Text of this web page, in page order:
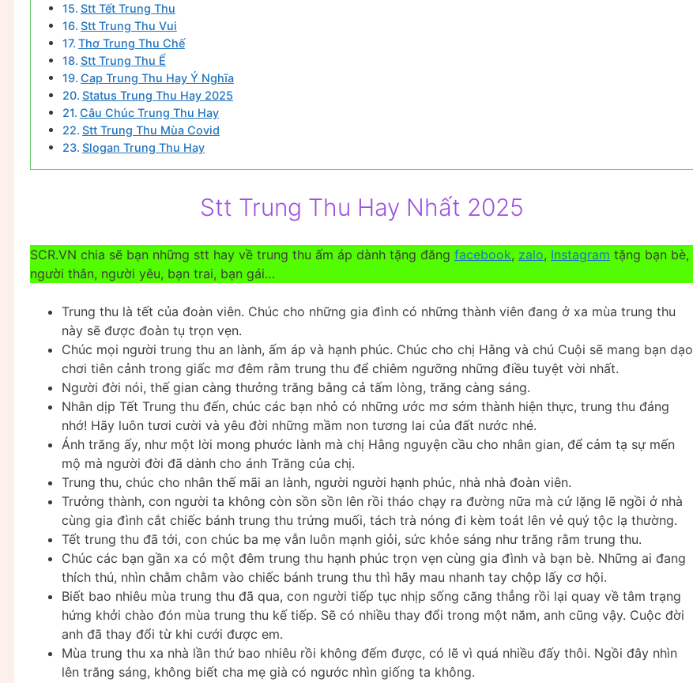
Stt Tết Trung Thu
Stt Trung Thu Vui
Thơ Trung Thu Chế
Stt Trung Thu Ế
Cap Trung Thu Hay Ý Nghĩa
Status Trung Thu Hay 2025
Câu Chúc Trung Thu Hay
Stt Trung Thu Mùa Covid
Slogan Trung Thu Hay
Stt Trung Thu Hay Nhất 2025
SCR.VN chia sẽ bạn những stt hay về trung thu ấm áp dành tặng đăng facebook, zalo, Instagram tặng bạn bè,
người thân, người yêu, bạn trai, bạn gái…
Trung thu là tết của đoàn viên. Chúc cho những gia đình có những thành viên đang ở xa mùa trung thu
này sẽ được đoàn tụ trọn vẹn.
Chúc mọi người trung thu an lành, ấm áp và hạnh phúc. Chúc cho chị Hằng và chú Cuội sẽ mang bạn dạo
chơi tiên cảnh trong giấc mơ đêm rằm trung thu để chiêm ngưỡng những điều tuyệt vời nhất.
Người đời nói, thế gian càng thưởng trăng bằng cả tấm lòng, trăng càng sáng.
Nhân dịp Tết Trung thu đến, chúc các bạn nhỏ có những ước mơ sớm thành hiện thực, trung thu đáng
nhớ! Hãy luôn tươi cười và yêu đời những mầm non tương lai của đất nước nhé.
Ánh trăng ấy, như một lời mong phước lành mà chị Hằng nguyện cầu cho nhân gian, để cảm tạ sự mến
mộ mà người đời đã dành cho ánh Trăng của chị.
Trung thu, chúc cho nhân thế mãi an lành, người người hạnh phúc, nhà nhà đoàn viên.
Trưởng thành, con người ta không còn sồn sồn lên rồi tháo chạy ra đường nữa mà cứ lặng lẽ ngồi ở nhà
cùng gia đình cắt chiếc bánh trung thu trứng muối, tách trà nóng đi kèm toát lên vẻ quý tộc lạ thường.
Tết trung thu đã tới, con chúc ba mẹ vẫn luôn mạnh giỏi, sức khỏe sáng như trăng rằm trung thu.
Chúc các bạn gần xa có một đêm trung thu hạnh phúc trọn vẹn cùng gia đình và bạn bè. Những ai đang
thích thú, nhìn chằm chằm vào chiếc bánh trung thu thì hãy mau nhanh tay chộp lấy cơ hội.
Biết bao nhiêu mùa trung thu đã qua, con người tiếp tục nhịp sống căng thẳng rồi lại quay về tâm trạng
hứng khởi chào đón mùa trung thu kế tiếp. Sẽ có nhiều thay đổi trong một năm, anh cũng vậy. Cuộc đời
anh đã thay đổi từ khi cưới được em.
Mùa trung thu xa nhà lần thứ bao nhiêu rồi không đếm được, có lẽ vì quá nhiều đấy thôi. Ngồi đây nhìn
lên trăng sáng, không biết cha mẹ già có ngước nhìn giống ta không.